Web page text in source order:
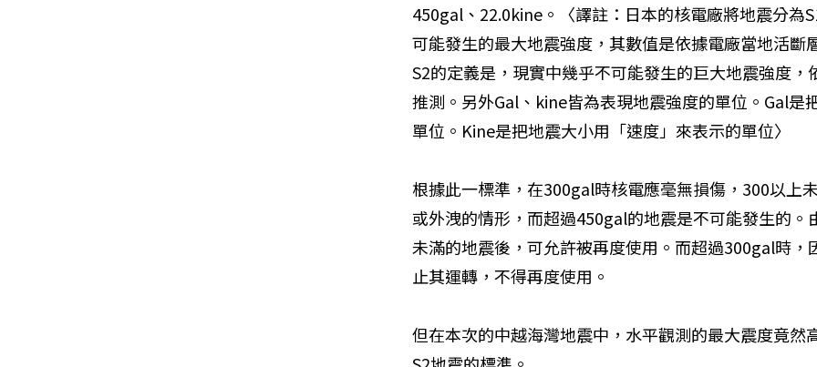
450gal、22.0kine。〈譯註：日本的核電廠將地震分為
可能發生的最大地震強度，其數值是依據電廠當地活斷
S2的定義是，現實中幾乎不可能發生的巨大地震強度
推測。另外Gal、kine皆為表現地震強度的單位。Gal是
單位。Kine是把地震大小用「速度」來表示的單位〉
根據此一標準，在300gal時核電應毫無損傷，300以上
或外洩的情形，而超過450gal的地震是不可能發生的
未滿的地震後，可允許被再度使用。而超過300gal時
止其運轉，不得再度使用。
但在本次的中越海灣地震中，水平觀測的最大震度竟